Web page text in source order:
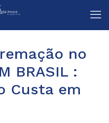
no
BRASIL :
Custa em